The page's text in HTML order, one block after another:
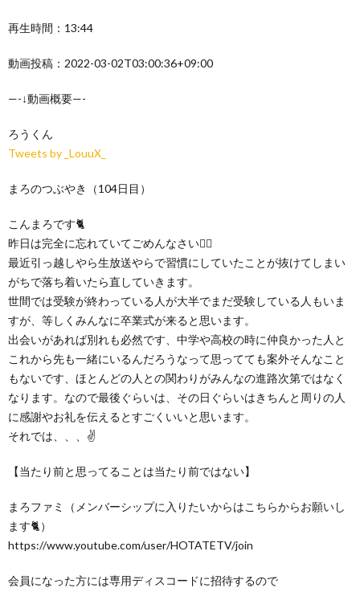
再生時間：13:44
動画投稿：2022-03-02T03:00:36+09:00
—-↓動画概要—-
ろうくん
Tweets by _LouuX_
まろのつぶやき（104日目）
こんまろです🐈
昨日は完全に忘れていてごめんなさい🙇‍♂️
最近引っ越しやら生放送やらで習慣にしていたことが抜けてしまい
がちで落ち着いたら直していきます。
世間では受験が終わっている人が大半でまだ受験している人もいま
すが、等しくみんなに卒業式が来ると思います。
出会いがあれば別れも必然です、中学や高校の時に仲良かった人と
これから先も一緒にいるんだろうなって思ってても案外そんなこと
もないです、ほとんどの人との関わりがみんなの進路次第ではなく
なります。なので最後ぐらいは、その日ぐらいはきちんと周りの人
に感謝やお礼を伝えるとすごくいいと思います。
それでは、、、✌️
【当たり前と思ってることは当たり前ではない】
まろファミ（メンバーシップに入りたいからはこちらからお願いし
ます🐈）
https://www.youtube.com/user/HOTATETV/join
会員になった方には専用ディスコードに招待するので